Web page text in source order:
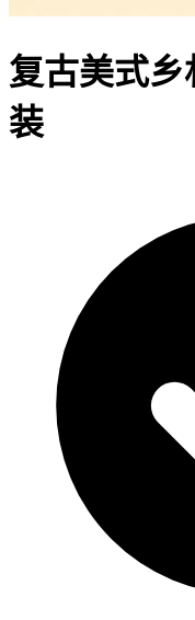
复古美式
装